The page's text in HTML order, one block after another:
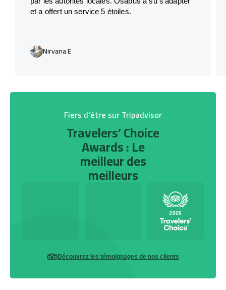
et a offert un service 5 étoiles.
Nirvana E
Fiers d'être sur Tripadvisor
Travelers’ Choice
Awards : Le
meilleur des
meilleurs
Découvrez les témoignages de nos clients